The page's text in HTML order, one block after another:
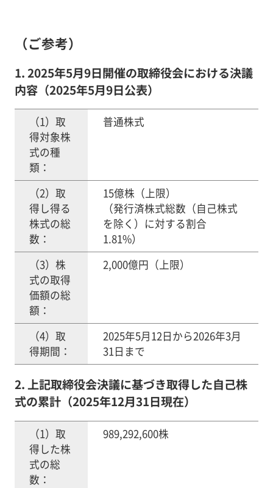
（ご参考）
1. 2025年5月9日開催の取締役会における決議
内容（2025年5月9日公表）
（1）取
得対象株
式の種
類：
普通株式
（2）取
得し得る
株式の総
数：
15億株（上限）
（発行済株式総数（自己株式
を除く）に対する割合
1.81%）
（3）株
式の取得
価額の総
額：
2,000億円（上限）
（4）取
得期間：
2025年5月12日から2026年3月
31日まで
2. 上記取締役会決議に基づき取得した自己株
式の累計（2025年12月31日現在）
（1）取
得した株
式の総
数：
989,292,600株